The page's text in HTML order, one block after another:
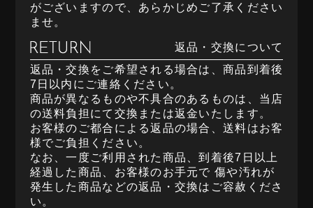
がございますので、あらかじめご了承ください
ませ。
返品・交換について
返品・交換をご希望される場合は、商品到着後
7日以内にご連絡ください。
商品が異なるものや不具合のあるものは、当店
の送料負担にて交換または返金いたします。
お客様のご都合による返品の場合、送料はお客
様でご負担ください。
なお、一度ご利用された商品、到着後7日以上
経過した商品、お客様のお手元で 傷や汚れが
発生した商品などの返品・交換はご容赦くださ
い。